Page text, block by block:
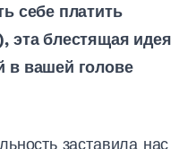
себе платить
эта блестящая идея
в вашей голове
заставила нас